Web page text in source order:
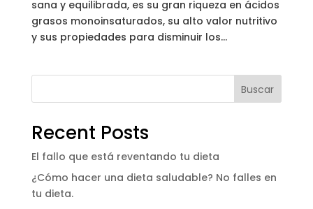
sana y equilibrada, es su gran riqueza en ácidos
grasos monoinsaturados, su alto valor nutritivo
y sus propiedades para disminuir los...
Buscar
Recent Posts
El fallo que está reventando tu dieta
¿Cómo hacer una dieta saludable? No falles en
tu dieta.